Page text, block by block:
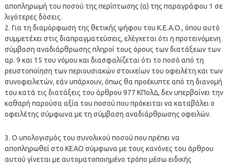
αποπληρωμή του ποσού της περίπτωσης (α) της παραγράφου 1 σε
λιγότερες δόσεις.
2. Για τη διαμόρφωση της θετικής ψήφου του Κ.Ε.Α.Ο., όπου αυτό
συμμετέχει στις διαπραγματεύσεις, ελέγχεται ότι η προτεινόμενη
σύμβαση αναδιάρθρωσης πληροί τους όρους των διατάξεων των
αρ. 9 και 15 του νόμου και διασφαλίζεται ότι το ποσό από τη
ρευστοποίηση των περιουσιακών στοιχείων του οφειλέτη και των
συνοφειλετών, εάν υπάρχουν, όπως θα προέκυπτε από τη διανομή
του κατά τις διατάξεις του άρθρου 977 ΚΠολΔ, δεν υπερβαίνει την
καθαρή παρούσα αξία του ποσού που πρόκειται να καταβάλει ο
οφειλέτης σύμφωνα με τη σύμβαση αναδιάρθρωσης οφειλών.
3. Ο υπολογισμός του συνολικού ποσού που πρέπει να
αποπληρωθεί στο ΚΕΑΟ σύμφωνα με τους κανόνες του άρθρου
αυτού γίνεται με αυτοματοποιημένο τρόπο μέσω ειδικής